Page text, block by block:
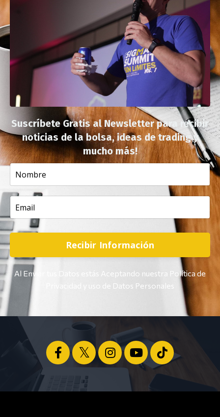
Suscríbete Gratis al Newsletter para recibir
noticias de la bolsa, ideas de trading y
mucho más!
Recibir Información
Al Enviar tus Datos estás Aceptando nuestra Política de
Privacidad y uso de Datos Personales